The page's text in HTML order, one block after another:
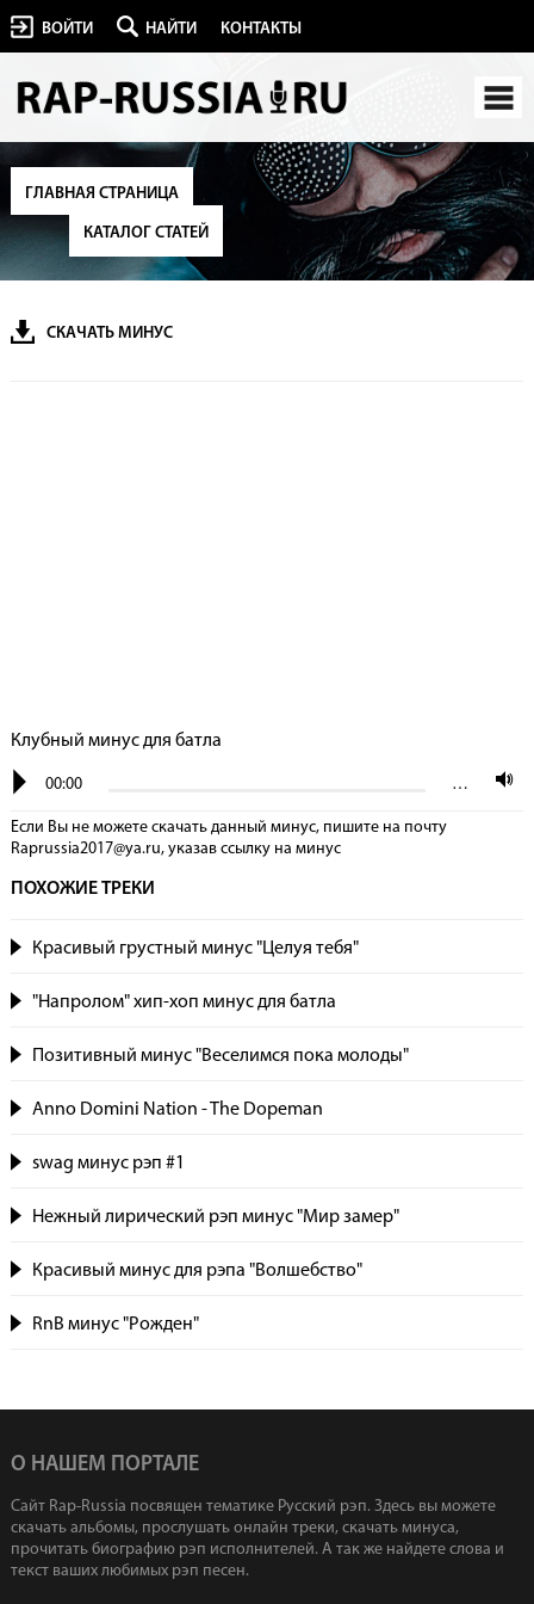
ВОЙТИ НАЙТИ КОНТАКТЫ
ГЛАВНАЯ СТРАНИЦА
КАТАЛОГ СТАТЕЙ
СКАЧАТЬ МИНУС
Клубный минус для батла
00:00 …
Если Вы не можете скачать данный минус, пишите на почту
Raprussia2017@ya.ru, указав сcылку на минус
ПОХОЖИЕ ТРЕКИ
Красивый грустный минус "Целуя тебя"
"Напролом" хип-хоп минус для батла
Позитивный минус "Веселимся пока молоды"
Anno Domini Nation - The Dopeman
swag минус рэп #1
Нежный лирический рэп минус "Мир замер"
Красивый минус для рэпа "Волшебство"
RnB минус "Рожден"
О НАШЕМ ПОРТАЛЕ
Сайт Rap-Russia посвящен тематике Русский рэп. Здесь вы можете
скачать альбомы, прослушать онлайн треки, скачать минуса,
прочитать биографию рэп исполнителей. А так же найдете слова и
текст ваших любимых рэп песен.